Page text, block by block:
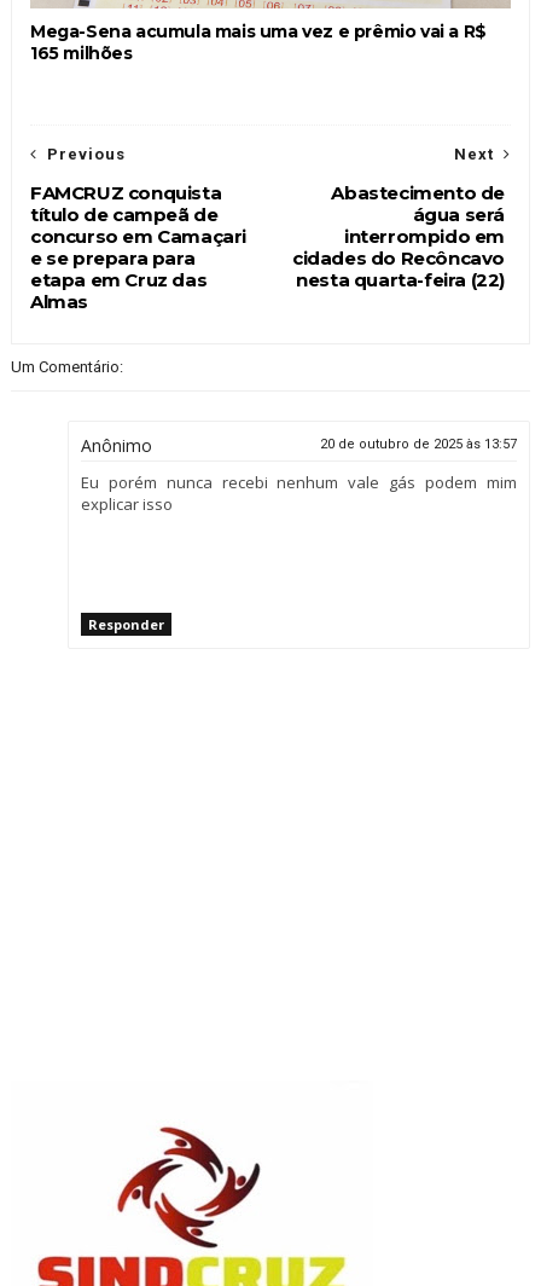
Mega-Sena acumula mais uma vez e prêmio vai a R$
165 milhões
Next
Abastecimento de
água será
interrompido em
cidades do Recôncavo
nesta quarta-feira (22)
Previous
FAMCRUZ conquista
título de campeã de
concurso em Camaçari
e se prepara para
etapa em Cruz das
Almas
Um Comentário:
Anônimo 20 de outubro de 2025 às 13:57
Eu porém nunca recebi nenhum vale gás podem mim
explicar isso
Responder